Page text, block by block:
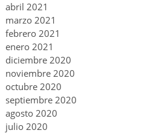
abril 2021
marzo 2021
febrero 2021
enero 2021
diciembre 2020
noviembre 2020
octubre 2020
septiembre 2020
agosto 2020
julio 2020